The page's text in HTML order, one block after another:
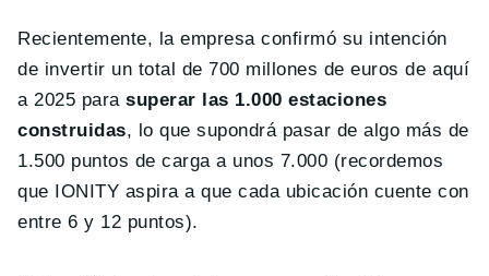
Recientemente, la empresa confirmó su intención
de invertir un total de 700 millones de euros de aquí
a 2025 parasuperar las 1.000 estaciones
construidas, lo que supondrá pasar de algo más de
1.500 puntos de carga a unos 7.000 (recordemos
que IONITY aspira a que cada ubicación cuente con
entre 6 y 12 puntos).